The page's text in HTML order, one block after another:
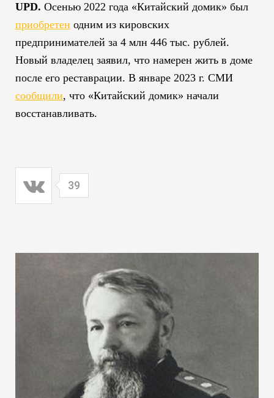
UPD. Осенью 2022 года «Китайский домик» был
приобретен одним из кировских
предпринимателей за 4 млн 446 тыс. рублей.
Новый владелец заявил, что намерен жить в доме
после его реставрации. В январе 2023 г. СМИ
сообщили, что «Китайский домик» начали
восстанавливать.
39